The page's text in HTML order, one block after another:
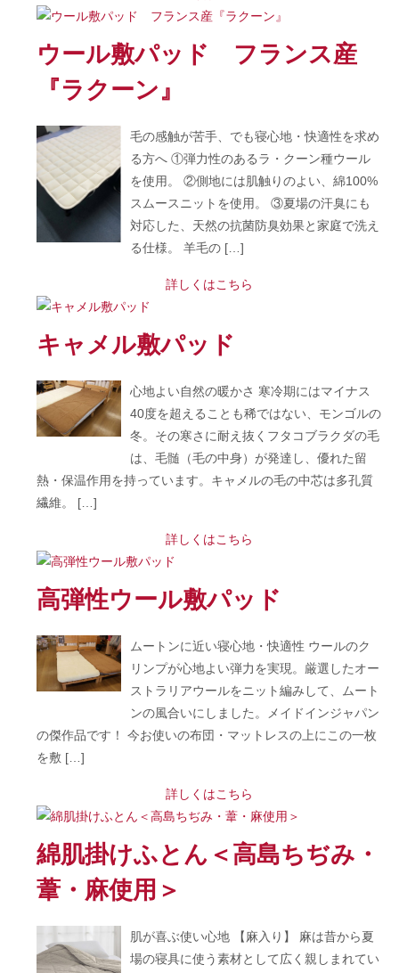
ウール敷パッド フランス産
『ラクーン』
毛の感触が苦手、でも寝心地・快適性を求め
る方へ ①弾力性のあるラ・クーン種ウール
を使用。 ②側地には肌触りのよい、綿100%
スムースニットを使用。 ③夏場の汗臭にも
対応した、天然の抗菌防臭効果と家庭で洗え
る仕様。 羊毛の […]
詳しくはこちら
キャメル敷パッド
心地よい自然の暖かさ 寒冷期にはマイナス
40度を超えることも稀ではない、モンゴルの
冬。その寒さに耐え抜くフタコブラクダの毛
は、毛髄（毛の中身）が発達し、優れた留
熱・保温作用を持っています。キャメルの毛の中芯は多孔質
繊維。 […]
詳しくはこちら
高弾性ウール敷パッド
ムートンに近い寝心地・快適性 ウールのク
リンプが心地よい弾力を実現。厳選したオー
ストラリアウールをニット編みして、ムート
ンの風合いにしました。メイドインジャパン
の傑作品です！ 今お使いの布団・マットレスの上にこの一枚
を敷 […]
詳しくはこちら
綿肌掛けふとん＜高島ちぢみ・
葦・麻使用＞
肌が喜ぶ使い心地 【麻入り】 麻は昔から夏
場の寝具に使う素材として広く親しまれてい